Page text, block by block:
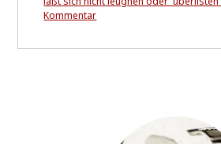
Kommentarzu